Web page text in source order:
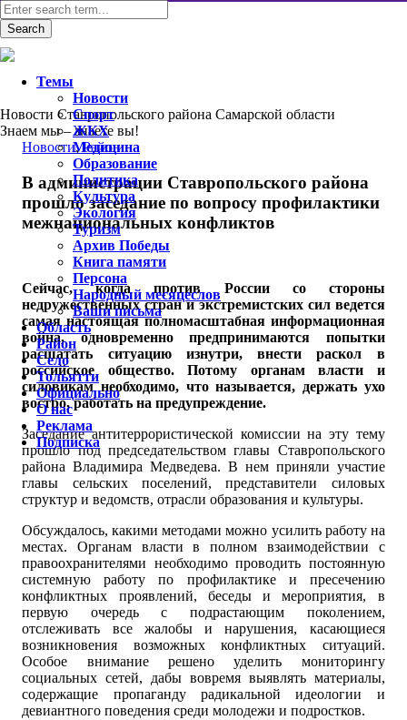
Новости Ставропольского района Самарской области
Знаем мы – знаете вы!
Новости,Район
В администрации Ставропольского района
прошло заседание по вопросу профилактики
межнациональных конфликтов
Сейчас, когда против России со стороны
недружественных стран и экстремистских сил ведется
самая настоящая полномасштабная информационная
война, одновременно предпринимаются попытки
расшатать ситуацию изнутри, внести раскол в
российское общество. Потому органам власти и
силовикам необходимо, что называется, держать ухо
востро, работать на предупреждение.
Заседание антитеррористической комиссии на эту тему
прошло под председательством главы Ставропольского
района Владимира Медведева. В нем приняли участие
главы сельских поселений, представители силовых
структур и ведомств, отрасли образования и культуры.
Обсуждалось, какими методами можно усилить работу на
местах. Органам власти в полном взаимодействии с
правоохранителями необходимо проводить постоянную
системную работу по профилактике и пресечению
конфликтных проявлений, беседы и мероприятия, в
первую очередь с подрастающим поколением,
отслеживать все жалобы и нарушения, касающиеся
возникновения возможных конфликтных ситуаций.
Особое внимание решено уделить мониторингу
социальных сетей, дабы вовремя выявлять материалы,
содержащие пропаганду радикальной идеологии и
девиантного поведения среди молодежи и подростков.
Темы
Новости
Спорт
ЖКХ
Медицина
Образование
Политика
Культура
Экология
Туризм
Архив Победы
Книга памяти
Персона
Народный месяцеслов
Ваши письма
Область
Район
Село
Тольятти
Официально
О нас
Реклама
Подписка